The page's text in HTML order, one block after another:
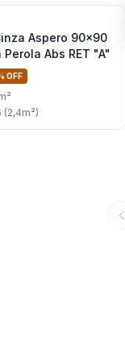
Aspero 90x90
Abs RET "A"
OFF
(2,4m²)